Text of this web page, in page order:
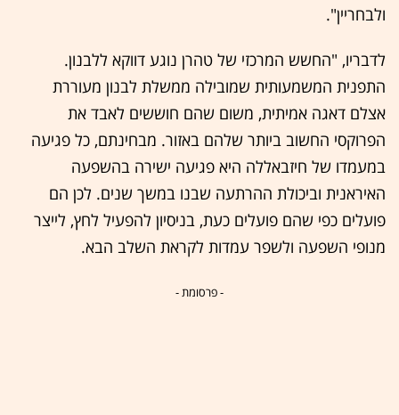
ולבחריין".
לדבריו, "החשש המרכזי של טהרן נוגע דווקא ללבנון.
התפנית המשמעותית שמובילה ממשלת לבנון מעוררת
אצלם דאגה אמיתית, משום שהם חוששים לאבד את
הפרוקסי החשוב ביותר שלהם באזור. מבחינתם, כל פגיעה
במעמדו של חיזבאללה היא פגיעה ישירה בהשפעה
האיראנית וביכולת ההרתעה שבנו במשך שנים. לכן הם
פועלים כפי שהם פועלים כעת, בניסיון להפעיל לחץ, לייצר
מנופי השפעה ולשפר עמדות לקראת השלב הבא.
- פרסומת -